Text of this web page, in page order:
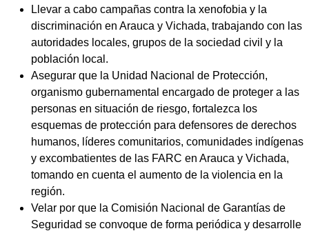
Llevar a cabo campañas contra la xenofobia y la
discriminación en Arauca y Vichada, trabajando con las
autoridades locales, grupos de la sociedad civil y la
población local.
Asegurar que la Unidad Nacional de Protección,
organismo gubernamental encargado de proteger a las
personas en situación de riesgo, fortalezca los
esquemas de protección para defensores de derechos
humanos, líderes comunitarios, comunidades indígenas
y excombatientes de las FARC en Arauca y Vichada,
tomando en cuenta el aumento de la violencia en la
región.
Velar por que la Comisión Nacional de Garantías de
Seguridad se convoque de forma periódica y desarrolle